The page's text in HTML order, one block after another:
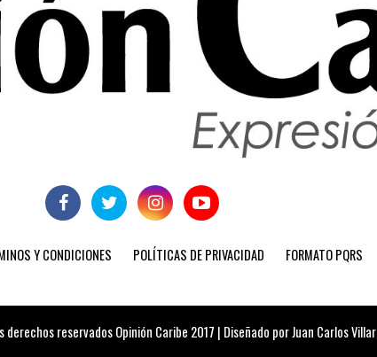
Y CONDICIONES POLÍTICAS DE PRIVACIDAD FORMATO PQRS
reservados Opinión Caribe 2017 | Diseñado por Juan Carlos Villar